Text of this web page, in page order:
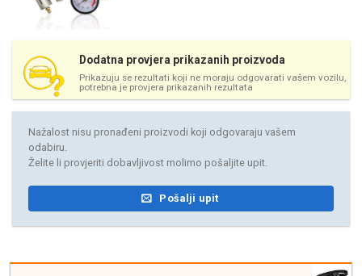
Dodatna provjera prikazanih proizvoda
Prikazuju se rezultati koji ne moraju odgovarati vašem vozilu,
potrebna je provjera prikazanih rezultata
Nažalost nisu pronađeni proizvodi koji odgovaraju vašem
odabiru.
Želite li provjeriti dobavljivost molimo pošaljite upit.
Pošalji upit